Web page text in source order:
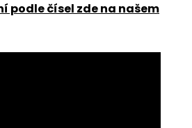
podle čísel zde na našem